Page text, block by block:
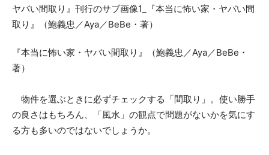
『本当に怖い家・ヤバい間取り』（鮑義忠／Aya／BeBe・
著）
物件を選ぶときに必ずチェックする「間取り」。使い勝手
の良さはもちろん、「風水」の観点で問題がないかを気にす
る方も多いのではないでしょうか。